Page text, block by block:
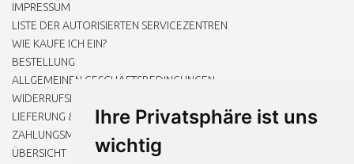
Ihre Privatsphäre ist uns
wichtig
IMPRESSUM
LISTE DER AUTORISIERTEN SERVICEZENTREN
WIE KAUFE ICH EIN?
BESTELLUNG
ALLGEMEINEN GESCHÄFTSBEDINGUNGEN
WIDERRUFSRECHT
LIEFERUNG & ZAHLUNG
ZAHLUNGSMETHODEN
ÜBERSICHT